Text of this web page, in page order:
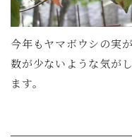
今年もヤマボウシの実
数が少ないような気が
ます。